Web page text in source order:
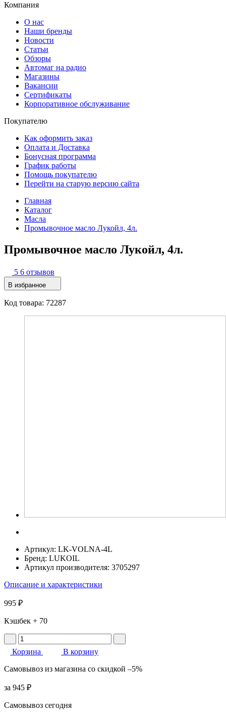
Компания
О нас
Наши бренды
Новости
Статьи
Обзоры
Автомаг на радио
Магазины
Вакансии
Сертификаты
Корпоративное обслуживание
Покупателю
Как оформить заказ
Оплата и Доставка
Бонусная программа
График работы
Помощь покупателю
Перейти на старую версию сайта
Главная
Каталог
Масла
Промывочное масло Лукойл, 4л.
Промывочное масло Лукойл, 4л.
5 6 отзывов
В избранное
Код товара: 72287
Артикул: LK-VOLNA-4L
Бренд: LUKOIL
Артикул производителя: 3705297
Описание и характеристики
995 ₽
Кэшбек + 70
Корзина
В корзину
Самовывоз из магазина со скидкой –5%
за 945 ₽
Самовывоз сегодня